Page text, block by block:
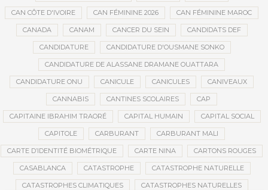
CAN CÔTE D'IVOIRE CAN FÉMININE 2026 CAN FÉMININE MAROC
CANADA CANAM CANCER DU SEIN CANDIDATS DEF
CANDIDATURE CANDIDATURE D'OUSMANE SONKO
CANDIDATURE DE ALASSANE DRAMANE OUATTARA
CANDIDATURE ONU CANICULE CANICULES CANIVEAUX
CANNABIS CANTINES SCOLAIRES CAP
CAPITAINE IBRAHIM TRAORÉ CAPITAL HUMAIN CAPITAL SOCIAL
CAPITOLE CARBURANT CARBURANT MALI
CARTE D’IDENTITÉ BIOMÉTRIQUE CARTE NINA CARTONS ROUGES
CASABLANCA CATASTROPHE CATASTROPHE NATURELLE
CATASTROPHES CLIMATIQUES CATASTROPHES NATURELLES